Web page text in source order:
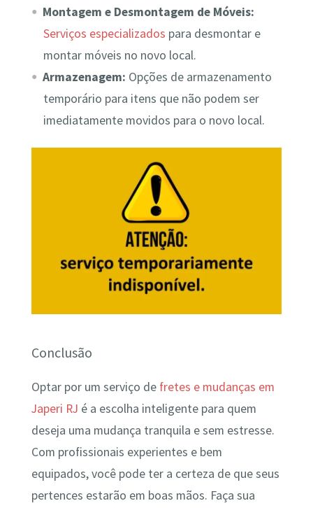
Montagem e Desmontagem de Móveis:
Serviços especializados para desmontar e
montar móveis no novo local.
Armazenagem: Opções de armazenamento
temporário para itens que não podem ser
imediatamente movidos para o novo local.
Conclusão
Optar por um serviço de fretes e mudanças em
Japeri RJ é a escolha inteligente para quem
deseja uma mudança tranquila e sem estresse.
Com profissionais experientes e bem
equipados, você pode ter a certeza de que seus
pertences estarão em boas mãos. Faça sua